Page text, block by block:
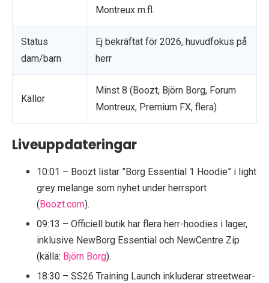
Montreux m.fl.
Status
dam/barn
Ej bekräftat för 2026, huvudfokus på
herr
Källor
Minst 8 (Boozt, Björn Borg, Forum
Montreux, Premium FX, flera)
Liveuppdateringar
10:01 – Boozt listar ”Borg Essential 1 Hoodie” i light
grey melange som nyhet under herrsport
(Boozt.com).
09:13 – Officiell butik har flera herr-hoodies i lager,
inklusive NewBorg Essential och NewCentre Zip
(källa: Björn Borg).
18:30 – SS26 Training Launch inkluderar streetwear-